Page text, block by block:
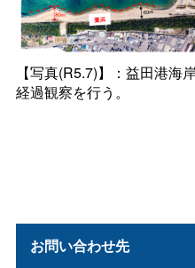
【写真(R5.7)】：益田港海
経過観察を行う。
お問い合わせ先